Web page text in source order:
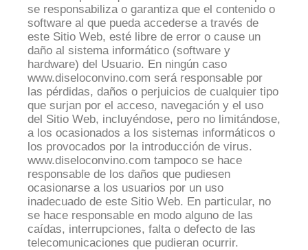
se responsabiliza o garantiza que el contenido o
software al que pueda accederse a través de
este Sitio Web, esté libre de error o cause un
daño al sistema informático (software y
hardware) del Usuario. En ningún caso
www.diseloconvino.com será responsable por
las pérdidas, daños o perjuicios de cualquier tipo
que surjan por el acceso, navegación y el uso
del Sitio Web, incluyéndose, pero no limitándose,
a los ocasionados a los sistemas informáticos o
los provocados por la introducción de virus.
www.diseloconvino.com tampoco se hace
responsable de los daños que pudiesen
ocasionarse a los usuarios por un uso
inadecuado de este Sitio Web. En particular, no
se hace responsable en modo alguno de las
caídas, interrupciones, falta o defecto de las
telecomunicaciones que pudieran ocurrir.